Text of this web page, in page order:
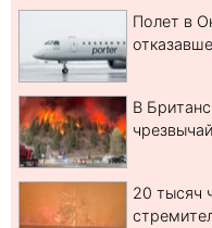
Полет в
В
20 тысяч